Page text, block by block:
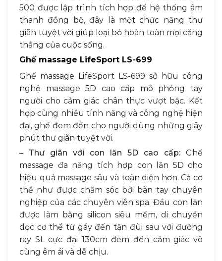
500 được lập trình tích hợp để hệ thống âm
thanh đồng bộ, đây là một chức năng thư
giãn tuyệt vời giúp loại bỏ hoàn toàn mọi căng
thẳng của cuộc sống.
Ghế massage LifeSport LS-699
Ghế massage LifeSport LS-699 sở hữu công
nghệ massage 5D cao cấp mô phỏng tay
người cho cảm giác chân thực vượt bậc. Kết
hợp cùng nhiều tính năng và công nghệ hiện
đại, ghế đem đến cho người dùng những giây
phút thư giãn tuyệt vời.
– Thư giãn với con lăn 5D cao cấp: Ghế
massage đa năng tích hợp con lăn 5D cho
hiệu quả massage sâu và toàn diện hơn. Cả cơ
thể như được chăm sóc bởi bàn tay chuyên
nghiệp của các chuyên viên spa. Đầu con lăn
được làm bằng silicon siêu mềm, di chuyển
dọc cơ thể từ gáy đến tận đùi sau với đường
ray SL cực đại 130cm đem đến cảm giác vô
cùng êm ái và dễ chịu.